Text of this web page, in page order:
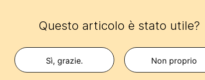
Questo articolo è stato utile?
Sì, grazie. Non proprio